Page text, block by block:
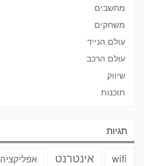
מחשבים
משחקים
עולם הנייד
עולם הרכב
שיווק
תוכנות
תגיות
wifi אינטרנט אפליקציה